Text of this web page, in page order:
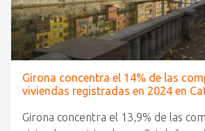
Girona concentra el 14% de las
viviendas registradas en 2024 en
Girona concentra el 13,9% de las